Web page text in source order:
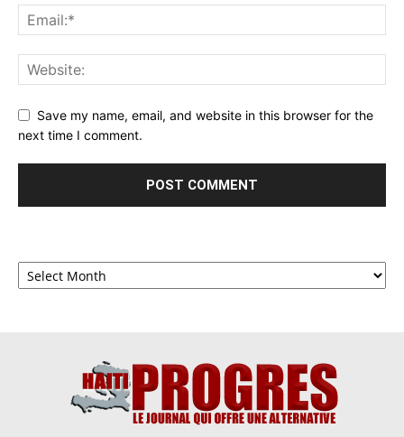
Save my name, email, and website in this browser for the
next time I comment.
Archives